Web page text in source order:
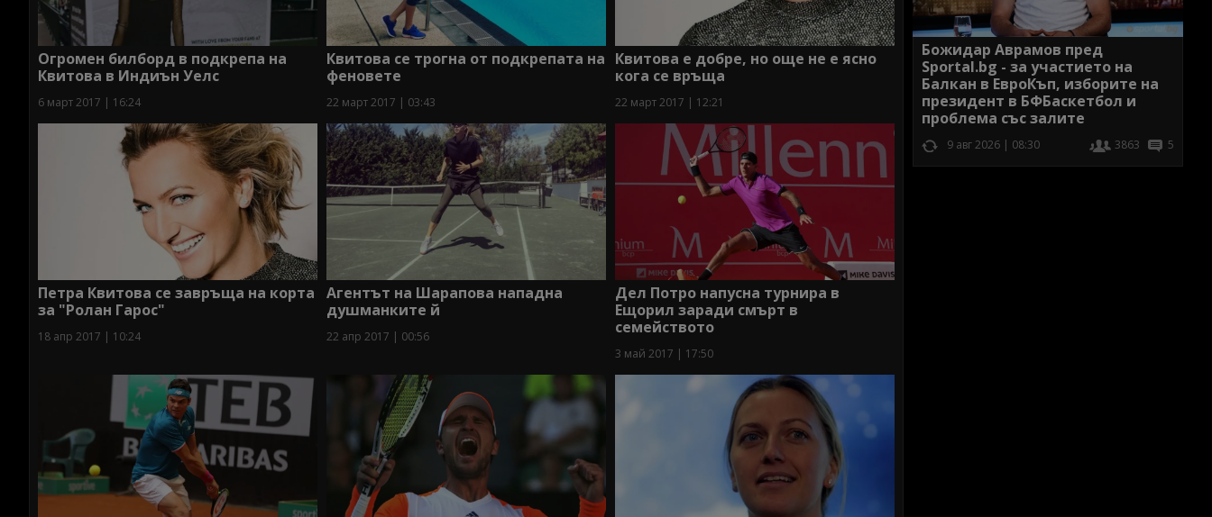
Огромен билборд в подкрепа на
Квитова в Индиън Уелс
6 март 2017 | 16:24
Квитова се трогна от подкрепата на
феновете
22 март 2017 | 03:43
Квитова е добре, но още не е ясно
кога се връща
22 март 2017 | 12:21
Петра Квитова се завръща на корта
за "Ролан Гарос"
18 апр 2017 | 10:24
Агентът на Шарапова нападна
душманките й
22 апр 2017 | 00:56
Дел Потро напусна турнира в
Ещорил заради смърт в
семейството
3 май 2017 | 17:50
Божидар Аврамов пред
Sportal.bg - за участието на
Балкан в ЕвроКъп, изборите на
президент в БФБаскетбол и
проблема със залите
9 авг 2026 | 08:30 3863 5